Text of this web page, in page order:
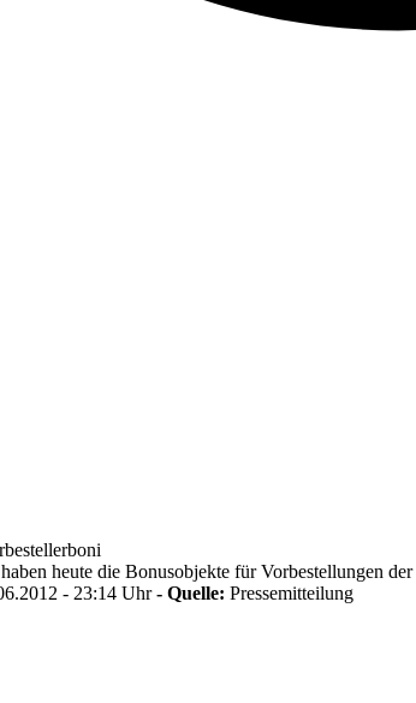
haben heute die Bonusobjekte für Vorbestellungen der
- 23:14 Uhr- Quelle: Pressemitteilung